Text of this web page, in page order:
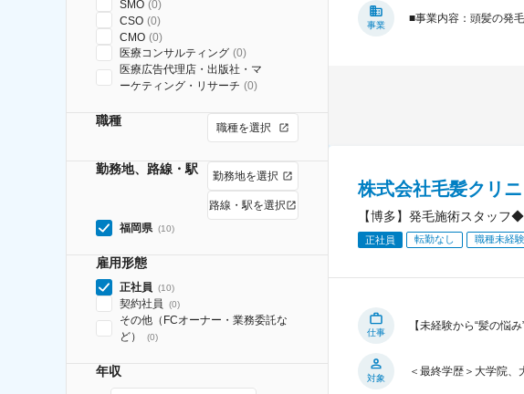
SMO (0)
CSO (0)
CMO (0)
医療コンサルティング (0)
医療広告代理店・出版社・マ
ーケティング・リサーチ (0)
職種 職種を選択
勤務地、路線・駅 勤務地を選択
路線・駅を選択
福岡県 (10)
雇用形態
正社員 (10)
契約社員 (0)
その他（FCオーナー・業務委託な
ど）
(0)
年収
事業
■事業内容：頭髪の発
株式会社毛髪クリ
【博多】発毛施術スタッ
正社員 転勤なし 職種未経
仕事
【未経験から“髪の悩
対象
＜最終学歴＞大学院